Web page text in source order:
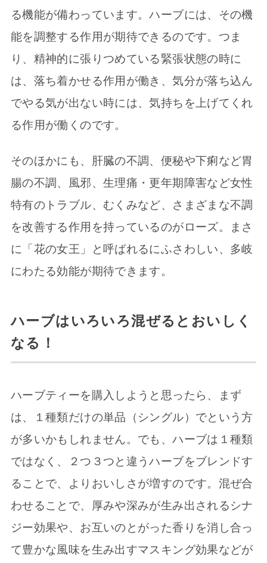
る機能が備わっています。ハーブには、その機
能を調整する作用が期待できるのです。つま
り、精神的に張りつめている緊張状態の時に
は、落ち着かせる作用が働き、気分が落ち込ん
でやる気が出ない時には、気持ちを上げてくれ
る作用が働くのです。
そのほかにも、肝臓の不調、便秘や下痢など胃
腸の不調、風邪、生理痛・更年期障害など女性
特有のトラブル、むくみなど、さまざまな不調
を改善する作用を持っているのがローズ。まさ
に「花の女王」と呼ばれるにふさわしい、多岐
にわたる効能が期待できます。
ハーブはいろいろ混ぜるとおいしく
なる！
ハーブティーを購入しようと思ったら、まず
は、１種類だけの単品（シングル）でという方
が多いかもしれません。でも、ハーブは１種類
ではなく、２つ３つと違うハーブをブレンドす
ることで、よりおいしさが増すのです。混ぜ合
わせることで、厚みや深みが生み出されるシナ
ジー効果や、お互いのとがった香りを消し合っ
て豊かな風味を生み出すマスキング効果などが